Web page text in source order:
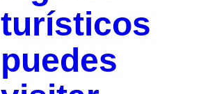
turísticos
puedes